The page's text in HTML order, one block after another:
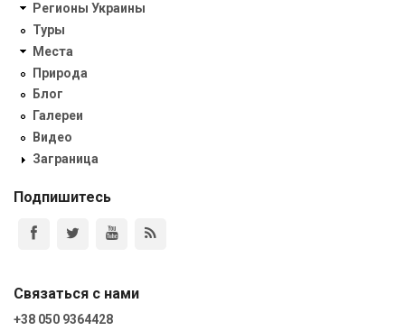
Регионы Украины
Туры
Места
Природа
Блог
Галереи
Видео
Заграница
Подпишитесь
Связаться с нами
+38 050 9364428